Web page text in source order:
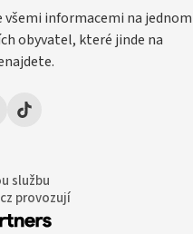
informacemi na jednom
obyvatel, které jinde na
službu
provozují